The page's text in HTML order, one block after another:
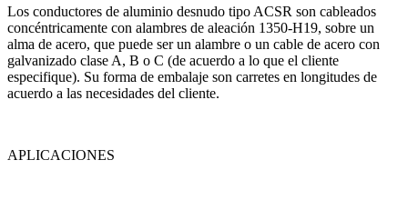
Los conductores de aluminio desnudo tipo ACSR son cableados
concéntricamente con alambres de aleación 1350-H19, sobre un
alma de acero, que puede ser un alambre o un cable de acero con
galvanizado clase A, B o C (de acuerdo a lo que el cliente
especifique). Su forma de embalaje son carretes en longitudes de
acuerdo a las necesidades del cliente.
APLICACIONES